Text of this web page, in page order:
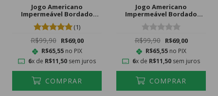
Jogo Americano
Impermeável Bordado
Primavera Laranja
(1)
R$99,90 R$69,00
R$65,55no PIX
6x de R$11,50sem juros
COMPRAR
Jogo Americano
Impermeável Bordado
R$99,90 R$69,00
R$65,55no PIX
6x de R$11,50sem juros
COMPRAR